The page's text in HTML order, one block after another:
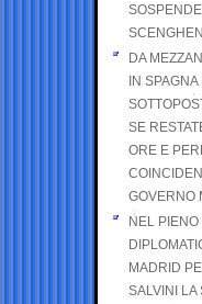
DA
IN SPAGNA
SE
ORE E
GOVERNO
NEL PIENO
MADRID
SALVINI LA